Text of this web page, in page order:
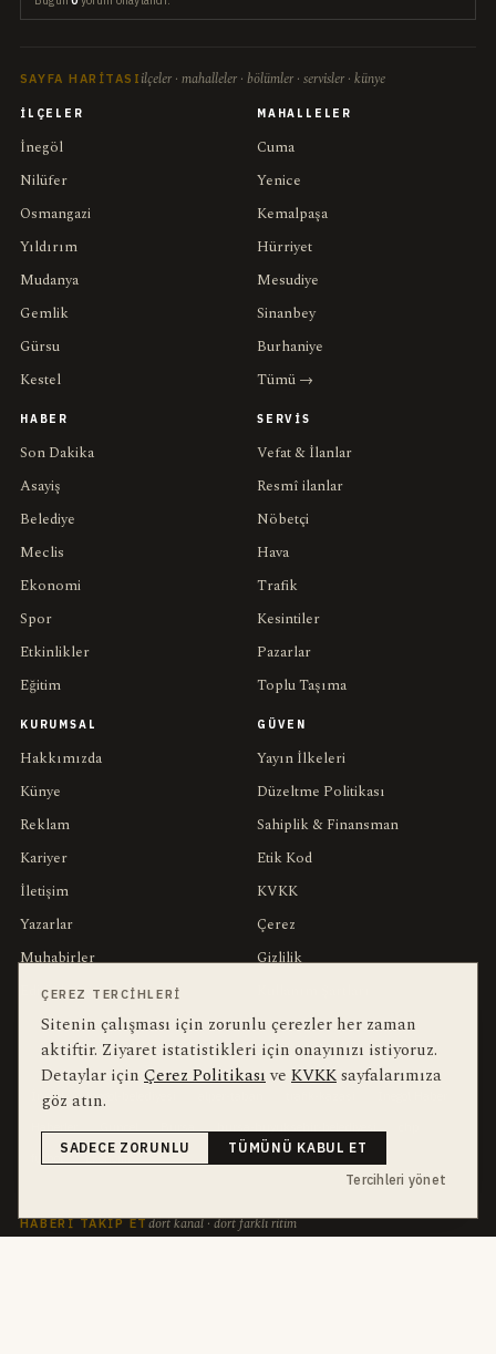
SAYFA HARITASI ilçeler · mahalleler · bölümler · servisler · künye
İLÇELER
İnegöl
Nilüfer
Osmangazi
Yıldırım
Mudanya
Gemlik
Gürsu
Kestel
MAHALLELER
Cuma
Yenice
Kemalpaşa
Hürriyet
Mesudiye
Sinanbey
Burhaniye
Tümü →
HABER
Son Dakika
Asayiş
Belediye
Meclis
Ekonomi
Spor
Etkinlikler
Eğitim
SERVIS
Vefat & İlanlar
Resmî ilanlar
Nöbetçi
Hava
Trafik
Kesintiler
Pazarlar
Toplu Taşıma
KURUMSAL
Hakkımızda
Künye
Reklam
Kariyer
İletişim
Yazarlar
Muhabirler
Editörler
GÜVEN
Yayın İlkeleri
Düzeltme Politikası
Sahiplik & Finansman
Etik Kod
KVKK
Çerez
Gizlilik
YEREL ARANANLAR bu hafta en çok aranan
İnegöl inegol-belediyesi
HABERI TAKIP ETdört kanal · dört farklı ritim
ÇEREZ TERCIHLERI
Sitenin çalışması için zorunlu çerezler her zaman
aktiftir. Ziyaret istatistikleri için onayınızı istiyoruz.
Detaylar için Çerez Politikasıve KVKKsayfalarımıza
göz atın.
SADECE ZORUNLU
TÜMÜNÜ KABUL ET
Tercihleri yönet